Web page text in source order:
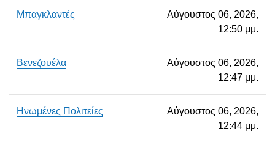
Μπαγκλαντές
Αύγουστος 06, 2026,
12:50 μμ.
Βενεζουέλα
Αύγουστος 06, 2026,
12:47 μμ.
Ηνωμένες Πολιτείες
Αύγουστος 06, 2026,
12:44 μμ.